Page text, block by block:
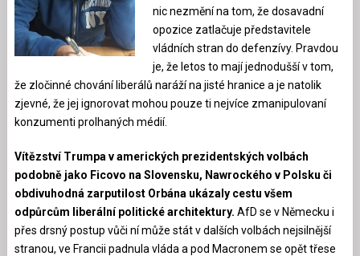
nic nezmění na tom, že dosavadní
opozice zatlačuje představitele
vládních stran do defenzívy. Pravdou
je, že letos to mají jednodušší v tom,
že zločinné chování liberálů naráží na jisté hranice a je natolik
zjevné, že jej ignorovat mohou pouze ti nejvíce zmanipulovaní
konzumenti prolhaných médií.
Vítězství Trumpa v amerických prezidentských volbách
podobně jako Ficovo na Slovensku, Nawrockého v Polsku či
obdivuhodná zarputilost Orbána ukázaly cestu všem
odpůrcům liberální politické architektury. AfD se v Německu i
přes drsný postup vůči ní může stát v dalších volbách nejsilnější
stranou, ve Francii padnula vláda a pod Macronem se opět třese